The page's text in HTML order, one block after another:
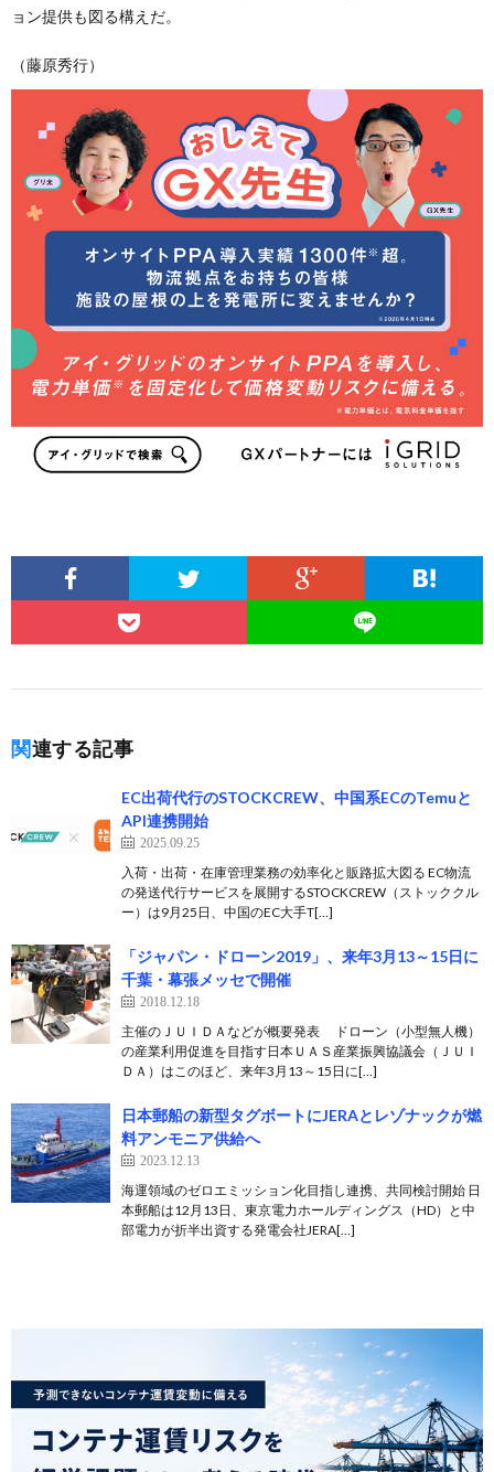
ョン提供も図る構えだ。
（藤原秀行）
関連する記事
EC出荷代行のSTOCKCREW、中国系ECのTemuと
API連携開始
2025.09.25
入荷・出荷・在庫管理業務の効率化と販路拡大図る EC物流
の発送代行サービスを展開するSTOCKCREW（ストッククル
ー）は9月25日、中国のEC大手T[…]
「ジャパン・ドローン2019」、来年3月13～15日に
千葉・幕張メッセで開催
2018.12.18
主催のＪＵＩＤＡなどが概要発表 ドローン（小型無人機）
の産業利用促進を目指す日本ＵＡＳ産業振興協議会（ＪＵＩ
ＤＡ）はこのほど、来年3月13～15日に[…]
日本郵船の新型タグボートにJERAとレゾナックが燃
料アンモニア供給へ
2023.12.13
海運領域のゼロエミッション化目指し連携、共同検討開始 日
本郵船は12月13日、東京電力ホールディングス（HD）と中
部電力が折半出資する発電会社JERA[…]